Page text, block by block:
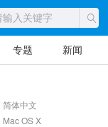
专题 新闻
简体中文
Mac OS X